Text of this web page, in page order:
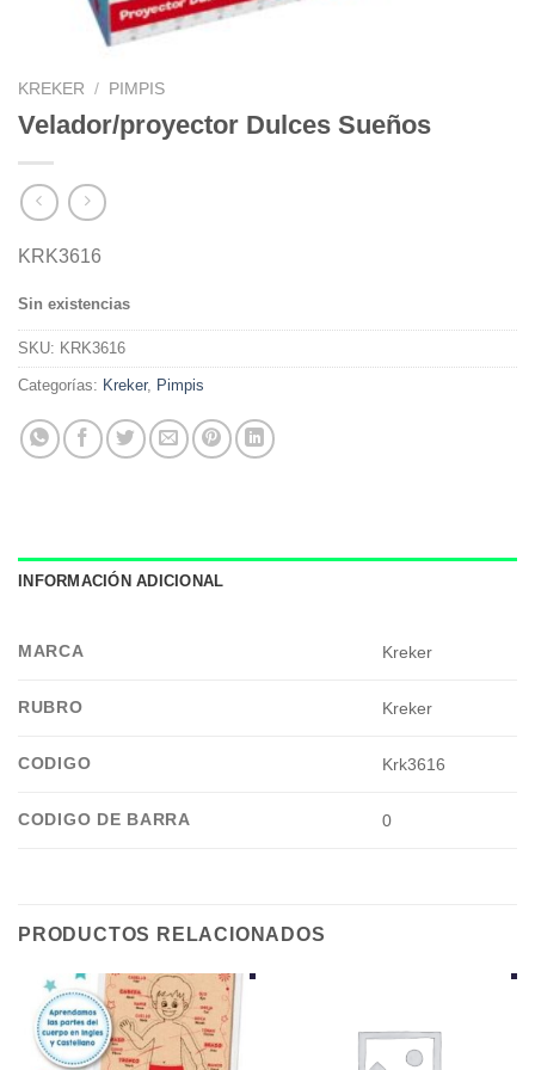
KREKER / PIMPIS
Velador/proyector Dulces Sueños
KRK3616
Sin existencias
SKU: KRK3616
Categorías: Kreker, Pimpis
INFORMACIÓN ADICIONAL
MARCA Kreker
RUBRO Kreker
CODIGO Krk3616
CODIGO DE BARRA 0
PRODUCTOS RELACIONADOS